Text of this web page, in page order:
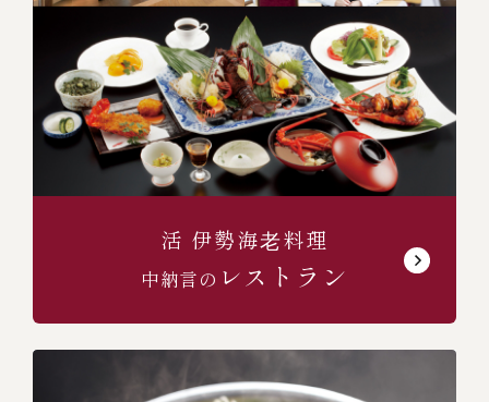
（中納言厨房）
プライバシーポリシー 取引先エントリー
活 伊勢海⽼料理
中納言の レストラン